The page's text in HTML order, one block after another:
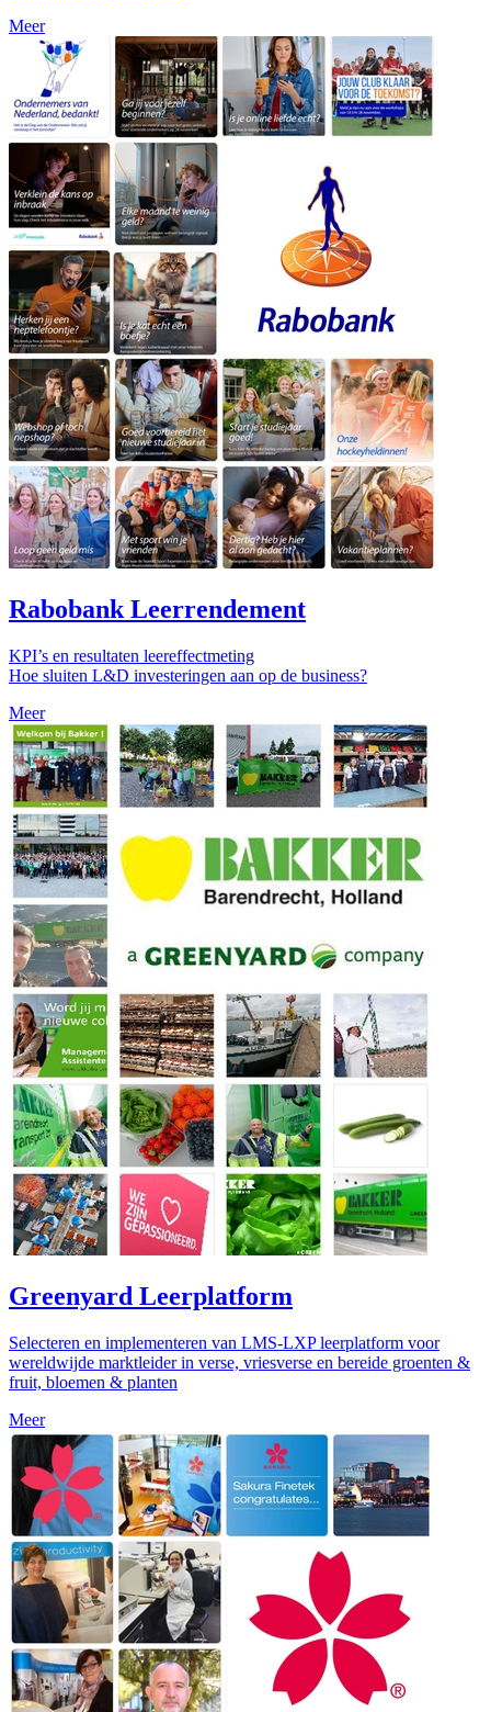
Meer
Rabobank Leerrendement
KPI’s en resultaten leereffectmeting
Hoe sluiten L&D investeringen aan op de business?
Meer
Greenyard Leerplatform
Selecteren en implementeren van LMS-LXP leerplatform voor
wereldwijde marktleider in verse, vriesverse en bereide groenten &
fruit, bloemen & planten
Meer